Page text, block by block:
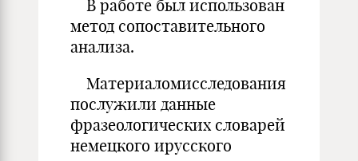
В работе был использован
метод сопоставительного
анализа.
Материаломисследования
послужили данные
фразеологических словарей
немецкого ирусского